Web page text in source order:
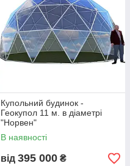
Купольний будинок -
Геокупол 11 м. в діаметрі
"Норвен"
В наявності
від 395 000 ₴